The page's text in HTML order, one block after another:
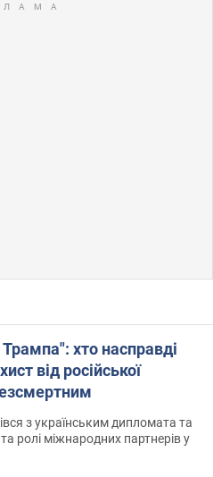
хто насправді
від російської
з українським дипломата та
ролі міжнародних партнерів у